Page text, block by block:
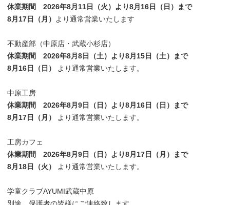
休業期間 2026年8月11日（火）より8月16日（日）まで
8月17日（月）
より通常営業いたします
不動産部（中原店・武蔵小杉店）
休業期間 2026年8月8日（土）より8月15日（土）まで
8月16日（日）
より通常営業いたします。
中原工房
休業期間 2026年8月9日（日）より8月16日（日）まで
8月17日（月）
より通常営業いたします。
工房カフェ
休業期間 2026年8月9日（日）より8月17日（月）まで
8月18日（火）
より通常営業いたします。
学童クラブAYUMI武蔵中原